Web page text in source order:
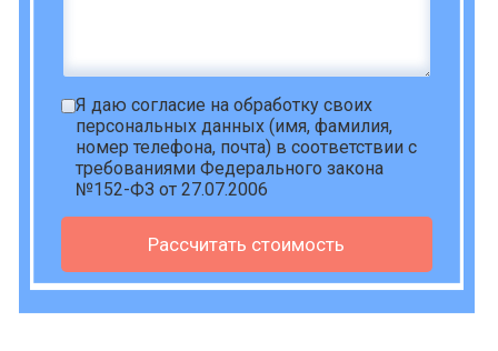
Я даю согласие на обработку своих
персональных данных (имя, фамилия,
номер телефона, почта) в соответствии с
требованиями Федерального закона
№152-ФЗ от 27.07.2006
Рассчитать стоимость